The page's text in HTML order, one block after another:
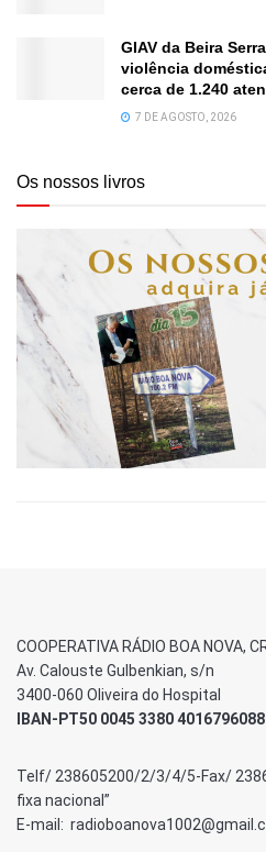
GIAV da Beira
violência
cerca de 1.240
7 DE AGOSTO, 2026
Os nossos livros
COOPERATIVA RÁDIO BOA NOVA,
Av. Calouste Gulbenkian, s/n
3400-060 Oliveira do Hospital
IBAN-PT50 0045 3380
Telf/ 238605200/2/3/4/5-Fax/
fixa nacional”
E-mail: